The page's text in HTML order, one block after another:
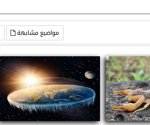
مواضيع مشابهة